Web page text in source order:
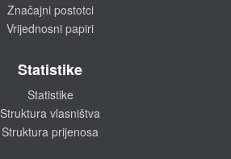
Značajni postotci
Vrijednosni papiri
Statistike
Statistike
Struktura vlasništva
Struktura prijenosa